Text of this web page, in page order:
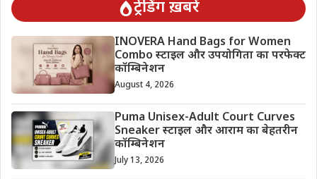
ट्रेंडिंग ख़बरें
INOVERA Hand Bags for Women
Combo स्टाइल और उपयोगिता का परफेक्ट
कॉम्बिनेशन
August 4, 2026
Puma Unisex-Adult Court Curves
Sneaker स्टाइल और आराम का बेहतरीन
कॉम्बिनेशन
July 13, 2026